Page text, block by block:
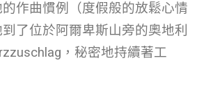
作曲慣例（度假般的放鬆心情
了位於阿爾卑斯山旁的奧地利
，秘密地持續著工